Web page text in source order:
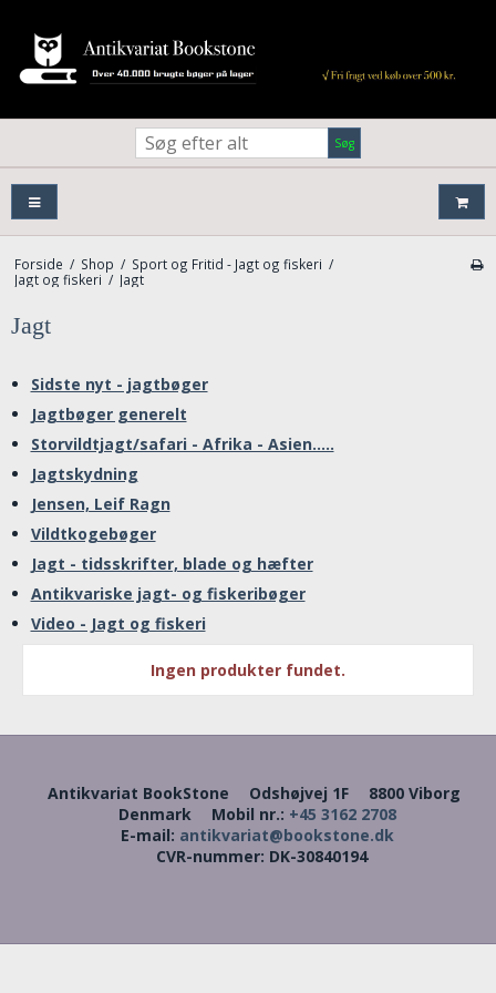
Søg
Forside / Shop / Sport og Fritid - Jagt og fiskeri /
Jagt og fiskeri / Jagt
Jagt
Sidste nyt - jagtbøger
Jagtbøger generelt
Storvildtjagt/safari - Afrika - Asien.....
Jagtskydning
Jensen, Leif Ragn
Vildtkogebøger
Jagt - tidsskrifter, blade og hæfter
Antikvariske jagt- og fiskeribøger
Video - Jagt og fiskeri
Ingen produkter fundet.
Antikvariat BookStone Odshøjvej 1F
8800 Viborg
Denmark
Mobil nr.: +45 3162 2708
E-mail: antikvariat@bookstone.dk
CVR-nummer: DK-30840194